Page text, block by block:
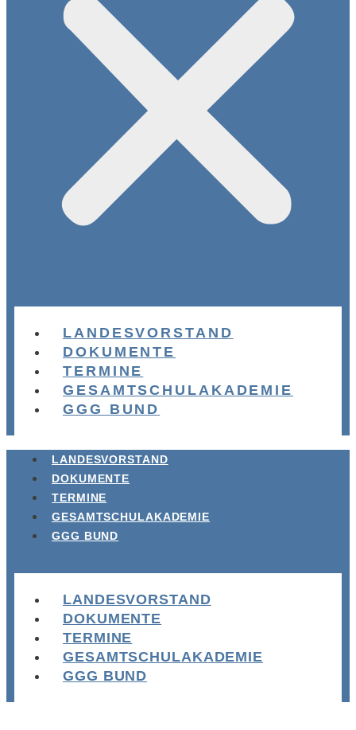
LANDESVORSTAND
DOKUMENTE
TERMINE
GESAMTSCHULAKADEMIE
GGG BUND
LANDESVORSTAND
DOKUMENTE
TERMINE
GESAMTSCHULAKADEMIE
GGG BUND
LANDESVORSTAND
DOKUMENTE
TERMINE
GESAMTSCHULAKADEMIE
GGG BUND